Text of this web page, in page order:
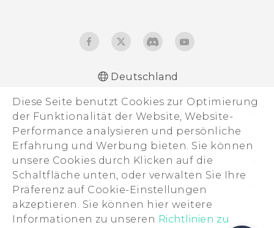
Diese Seite benutzt Cookies zur Optimierung
der Funktionalität der Website, Website-
Performance analysieren und persönliche
Erfahrung und Werbung bieten. Sie können
unsere Cookies durch Klicken auf die
Schaltfläche unten, oder verwalten Sie Ihre
Präferenz auf Cookie-Einstellungen
akzeptieren. Sie können hier weitere
Informationen zu unseren Richtlinien zu
Deutschland
Produkte
Smartphones
VIVE
Zubehör
Sites
HTC Dev
HTC Vive
Unterstützung
Unterstützung
eCommerce Support
Über HTC
ESG
Impressum